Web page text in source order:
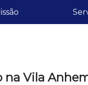
na Vila